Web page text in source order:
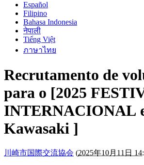
Español
Filipino
Bahasa Indonesia
नेपाली
Tiếng Việt
ภาษาไทย
Recrutamento de
para o [2025
INTERNACIONAL
Kawasaki ]
川崎市国際交流協会 (2025年10月11日